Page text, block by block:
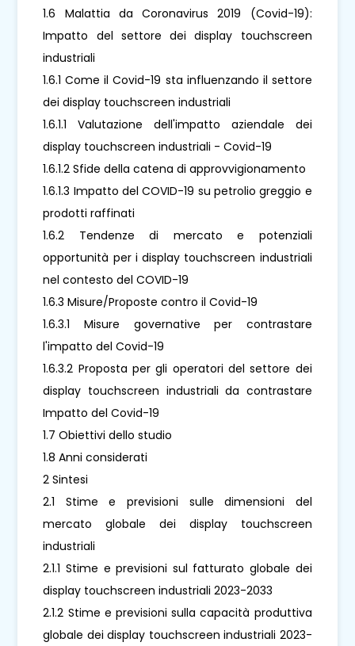
1.6 Malattia da Coronavirus 2019 (Covid-19):
Impatto del settore dei display touchscreen
industriali
1.6.1 Come il Covid-19 sta influenzando il settore
dei display touchscreen industriali
1.6.1.1 Valutazione dell'impatto aziendale dei
display touchscreen industriali - Covid-19
1.6.1.2 Sfide della catena di approvvigionamento
1.6.1.3 Impatto del COVID-19 su petrolio greggio e
prodotti raffinati
1.6.2 Tendenze di mercato e potenziali
opportunità per i display touchscreen industriali
nel contesto del COVID-19
1.6.3 Misure/Proposte contro il Covid-19
1.6.3.1 Misure governative per contrastare
l'impatto del Covid-19
1.6.3.2 Proposta per gli operatori del settore dei
display touchscreen industriali da contrastare
Impatto del Covid-19
1.7 Obiettivi dello studio
1.8 Anni considerati
2 Sintesi
2.1 Stime e previsioni sulle dimensioni del
mercato globale dei display touchscreen
industriali
2.1.1 Stime e previsioni sul fatturato globale dei
display touchscreen industriali 2023-2033
2.1.2 Stime e previsioni sulla capacità produttiva
globale dei display touchscreen industriali 2023-